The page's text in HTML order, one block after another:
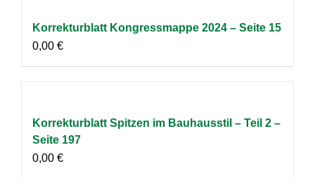
Korrekturblatt Kongressmappe 2024 – Seite 15
0,00 €
Korrekturblatt Spitzen im Bauhausstil – Teil 2 –
Seite 197
0,00 €